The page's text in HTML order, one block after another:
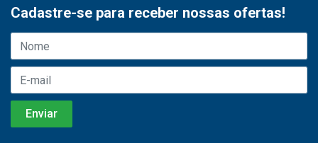
Cadastre-se para receber nossas ofertas!